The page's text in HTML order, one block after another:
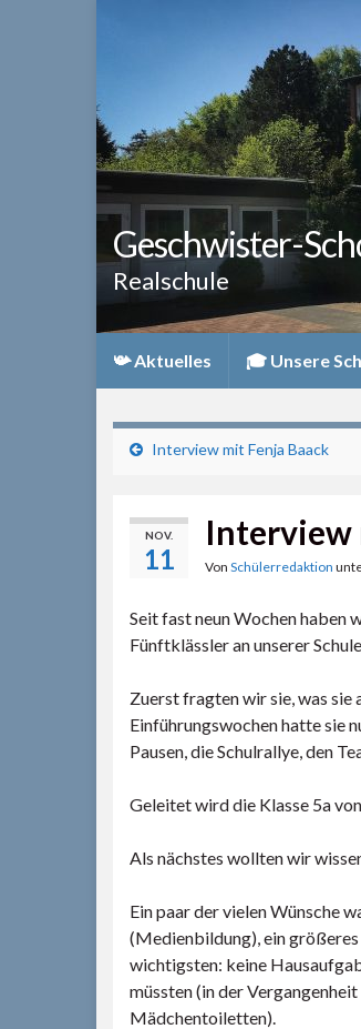
Geschwister-
Realschule
📯 Aktuelles 🎓 Unsere
Interview mit Fenja Baack
NOV.
11
Interview
Von Schülerredaktion
Seit fast neun Wochen haben
Fünftklässler an unserer
Zuerst fragten wir sie, was sie
Einführungswochen hatte sie
Pausen, die Schulrallye, den
Geleitet wird die Klasse 5a
Als nächstes wollten wir
Ein paar der vielen Wünsche
(Medienbildung), ein
wichtigsten: keine
müssten (in der
Mädchentoiletten).